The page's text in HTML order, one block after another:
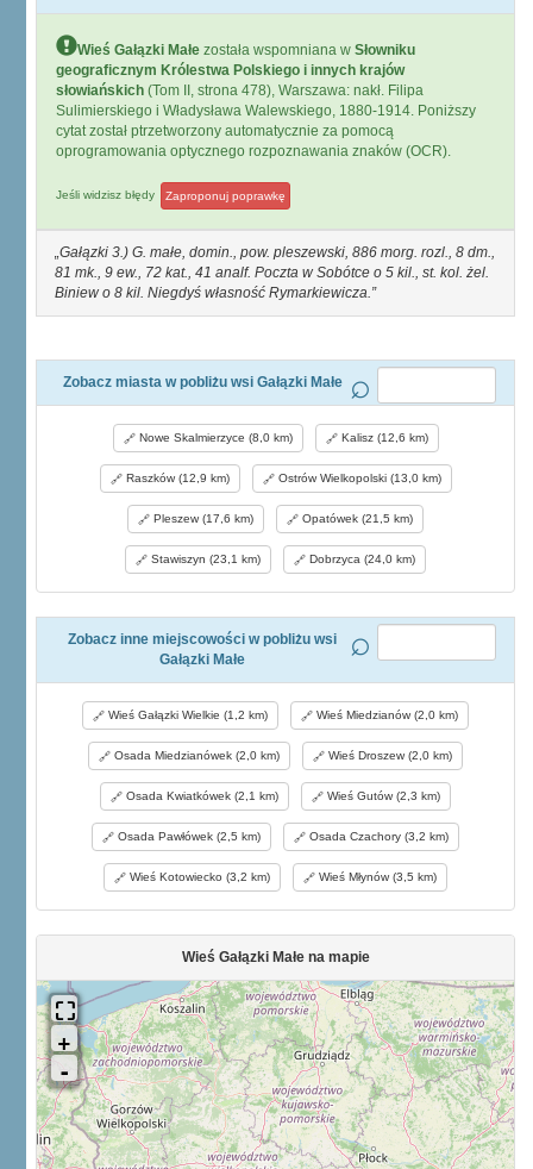
Wieś Gałązki Małe została wspomniana w Słowniku
geograficznym Królestwa Polskiego i innych krajów
słowiańskich (Tom II, strona 478), Warszawa: nakł. Filipa
Sulimierskiego i Władysława Walewskiego, 1880-1914. Poniższy
cytat został ptrzetworzony automatycznie za pomocą
oprogramowania optycznego rozpoznawania znaków (OCR).
Jeśli widzisz błędy Zaproponuj poprawkę
Gałązki 3.) G. małe, domin., pow. pleszewski, 886 morg. rozl., 8 dm.,
81 mk., 9 ew., 72 kat., 41 analf. Poczta w Sobótce o 5 kil., st. kol. żel.
Biniew o 8 kil. Niegdyś własność Rymarkiewicza.
Zobacz miasta w pobliżu wsi Gałązki Małe
Nowe Skalmierzyce (8,0 km) Kalisz (12,6 km)
Raszków (12,9 km) Ostrów Wielkopolski (13,0 km)
Pleszew (17,6 km) Opatówek (21,5 km)
Stawiszyn (23,1 km) Dobrzyca (24,0 km)
Zobacz inne miejscowości w pobliżu wsi
Gałązki Małe
Wieś Gałązki Wielkie (1,2 km) Wieś Miedzianów (2,0 km)
Osada Miedzianówek (2,0 km) Wieś Droszew (2,0 km)
Osada Kwiatkówek (2,1 km) Wieś Gutów (2,3 km)
Osada Pawłówek (2,5 km) Osada Czachory (3,2 km)
Wieś Kotowiecko (3,2 km) Wieś Młynów (3,5 km)
Wieś Gałązki Małe na mapie